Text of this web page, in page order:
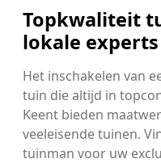
Topkwaliteit
lokale
Het inschakelen van
tuin die altijd in
Keent bieden
veeleisende tuinen.
tuinman voor uw